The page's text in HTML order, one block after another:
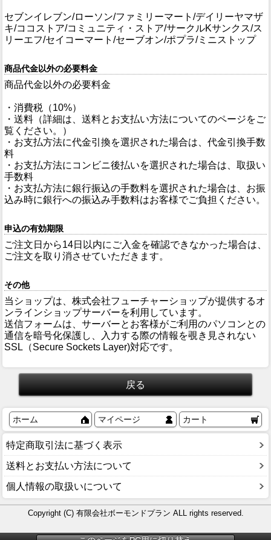
セブンイレブン/ローソン/ファミリーマート/デイリーヤマザ
キ/ココストア/コミュニティ・ストア/サークルKサンクス/ス
リーエフ/セイコーマート/セーブオン/ポプラ/ミニストップ
商品代金以外の必要料金
商品代金以外の必要料金
・消費税（10%）
・送料（詳細は、送料とお支払い方法についてのページをご
覧ください。）
・お支払方法に代金引換を選択された場合は、代金引換手数
料
・お支払方法にコンビニ後払いを選択された場合は、取扱い
手数料
・お支払方法に銀行振込の手数料を選択された場合は、お振
込み時に銀行への振込み手数料はお客様でご負担ください。
申込の有効期限
ご注文日から14日以内にご入金を確認できなかった場合は、
ご注文を取り消させていただきます。
その他
当ショップは、株式会社フューチャーショップが提供するオ
ンラインショップサーバーを利用しています。
送信フォームは、サーバーとお客様がご利用のパソコンとの
通信を暗号化保護し、入力する際の情報を覗き見されない
SSL（Secure Sockets Layer)対応です。
ホーム マイページ カート
特定商取引法に基づく表示
送料とお支払い方法について
個人情報の取扱いについて
Copyright (C) 有限会社ボーモンドプラン ALL rights reserved.